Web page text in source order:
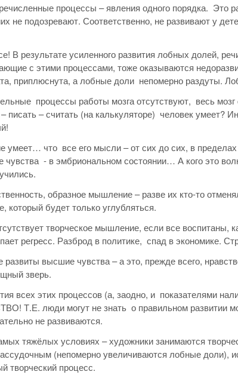
процессы – явления одного порядка. Это
не подозревают. Соответственно, не развивают у
В результате усиленного развития лобных долей,
с этими процессами, тоже оказываются
приплюснута, а лобные доли непомерно раздуты.
процессы работы мозга отсутствуют, весь
– писать – считать (на калькуляторе) человек
умеет… что все его мысли – от сих до сих, в
- в эмбриональном состоянии… А кого это
образное мышление – разве их кто-то
который будет только углубляться.
творческое мышление, если все
регресс. Разброд в политике, спад в экономике.
развиты высшие чувства – а это, прежде всего,
зверь.
всех этих процессов (а, заодно, и показателями
Т.Е. люди могут не знать о правильном развитии
не развиваются.
тяжёлых условиях – художники занимаются
(непомерно увеличиваются лобные доли),
творческий процесс.